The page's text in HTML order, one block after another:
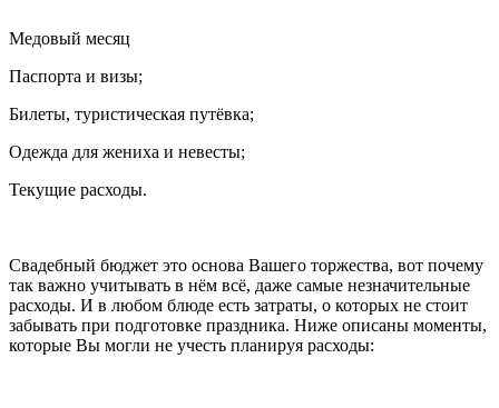
Медовый месяц
Паспорта и визы;
Билеты, туристическая путёвка;
Одежда для жениха и невесты;
Текущие расходы.
Свадебный бюджет это основа Вашего торжества, вот почему
так важно учитывать в нём всё, даже самые незначительные
расходы. И в любом блюде есть затраты, о которых не стоит
забывать при подготовке праздника. Ниже описаны моменты,
которые Вы могли не учесть планируя расходы: